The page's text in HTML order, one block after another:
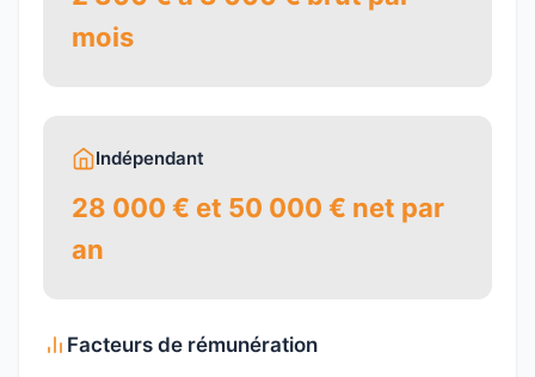
mois
Indépendant
28 000 € et 50 000 € net par
an
Facteurs de rémunération